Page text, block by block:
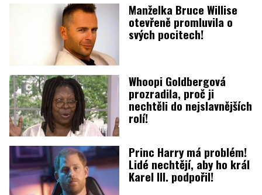
Manželka Bruce Willise
otevřeně promluvila o
svých pocitech!
Whoopi Goldbergová
prozradila, proč ji
nechtěli do nejslavnějších
rolí!
Princ Harry má problém!
Lidé nechtějí, aby ho král
Karel III. podpořil!